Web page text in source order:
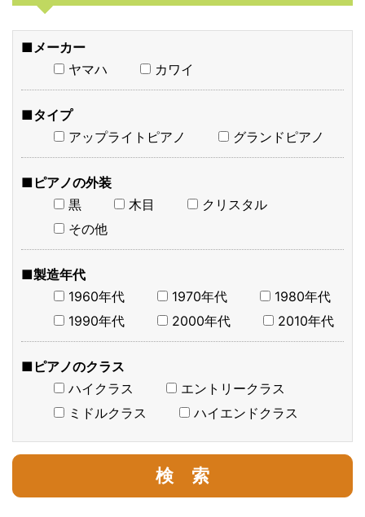
■メーカー
ヤマハ
カワイ
■タイプ
アップライトピアノ
グランドピアノ
■ピアノの外装
黒
木目
クリスタル
その他
■製造年代
1960年代
1970年代
1980年代
1990年代
2000年代 2010年代
■ピアノのクラス
ハイクラス
エントリークラス
ミドルクラス
ハイエンドクラス